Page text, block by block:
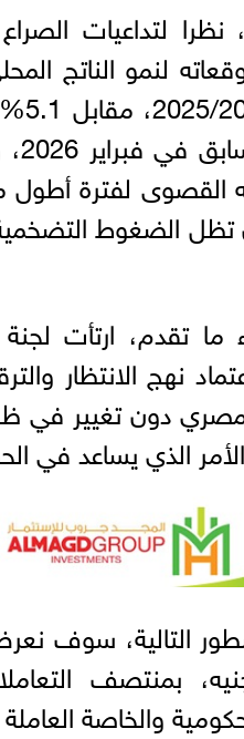
لتداعيات
لفترة أطول
تظل الضغوط
تقدم، ارتأت لجنة
نهج الانتظار
دون تغيير
الذي يساعد في
التالية، سوف
بمنتصف
والخاصة